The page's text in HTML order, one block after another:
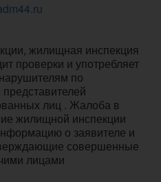
жилищная инспекция
проверки и употребляет
по
лиц . Жалоба в
жилищной инспекции
о заявителе и
совершенные
лицами